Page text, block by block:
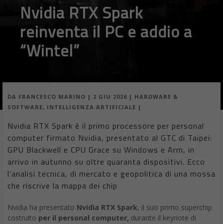
Nvidia RTX Spark
reinventa il PC e addio a
“Wintel”
DA FRANCESCO MARINO | 2 GIU 2026 | HARDWARE &
SOFTWARE, INTELLIGENZA ARTIFICIALE |
Nvidia RTX Spark è il primo processore per personal
computer firmato Nvidia, presentato al GTC di Taipei:
GPU Blackwell e CPU Grace su Windows e Arm, in
arrivo in autunno su oltre quaranta dispositivi. Ecco
l’analisi tecnica, di mercato e geopolitica di una mossa
che riscrive la mappa dei chip
Nvidia ha presentato Nvidia RTX Spark, il suo primo superchip
costruito per il personal computer, durante il keynote di